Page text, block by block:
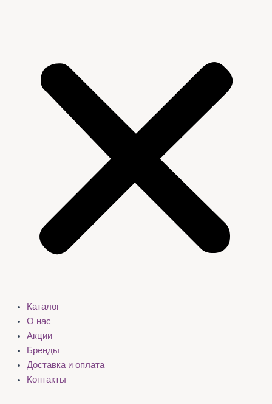
Каталог
О нас
Акции
Бренды
Доставка и оплата
Контакты